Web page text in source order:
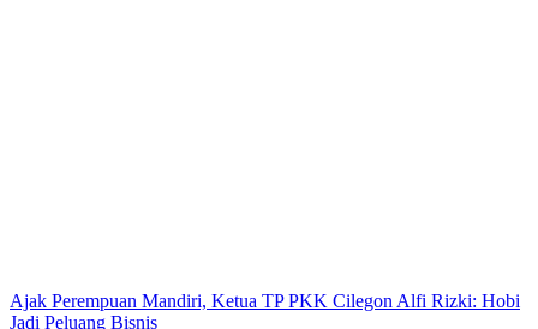
Ajak Perempuan Mandiri, Ketua TP PKK Cilegon Alfi Rizki: Hobi
Jadi Peluang Bisnis